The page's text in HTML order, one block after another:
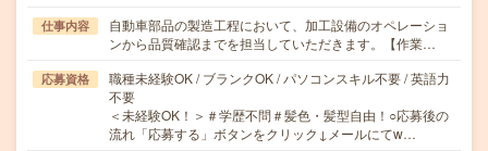
仕事内容
自動車部品の製造工程において、加工設備のオペレーショ
ンから品質確認までを担当していただきます。【作業…
応募資格
職種未経験OK / ブランクOK / パソコンスキル不要 / 英語力
不要
＜未経験OK！＞＃学歴不問＃髪色・髪型自由！○応募後の
流れ「応募する」ボタンをクリック↓メールにてw…